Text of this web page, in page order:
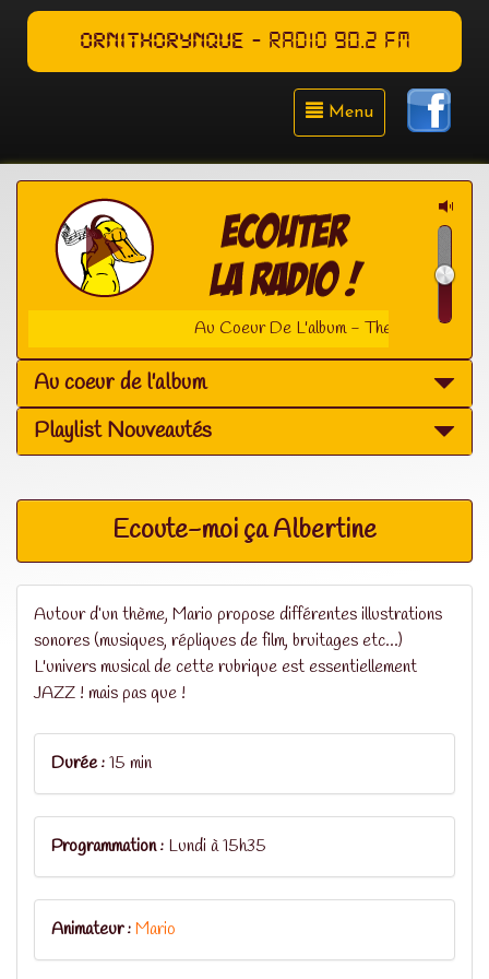
ORNITHORYNQUE - RADIO 90.2 FM
Menu
Au Coeur De L'album - The
Au coeur de l'album
Playlist Nouveautés
Ecoute-moi ça Albertine
Autour d’un thème, Mario propose différentes illustrations
sonores (musiques, répliques de film, bruitages etc...)
L'univers musical de cette rubrique est essentiellement
JAZZ ! mais pas que !
Durée :15 min
Programmation : Lundi à 15h35
Animateur :Mario